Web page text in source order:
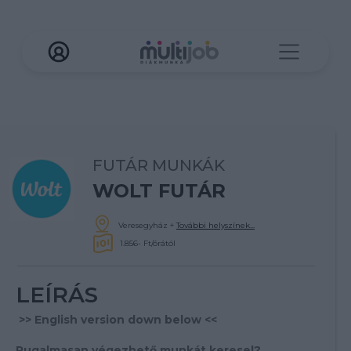
FUTÁR MUNKÁK
WOLT FUTÁR
Veresegyház + További helyszínek...
1.856- Ft/órától
LEÍRÁS
>> English version down below <<